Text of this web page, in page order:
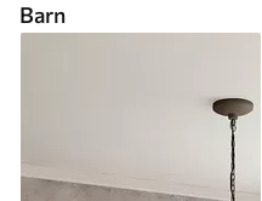
Barn